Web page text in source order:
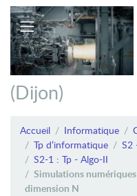
(Dijon)
Accueil Informatique
Tp d’informatique
S2
S2-1 : Tp - Algo-II
Simulations
dimension N